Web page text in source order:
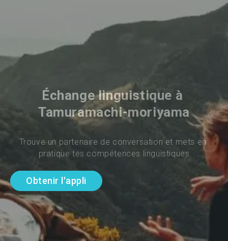
Échange linguistique à
Tamuramachi-moriyama
Trouve un partenaire de conversation et mets en
pratique tes compétences linguistiques
Obtenir l'appli